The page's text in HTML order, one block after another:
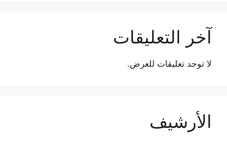
آخر التعليقات
لا توجد تعليقات للعرض.
الأرشيف